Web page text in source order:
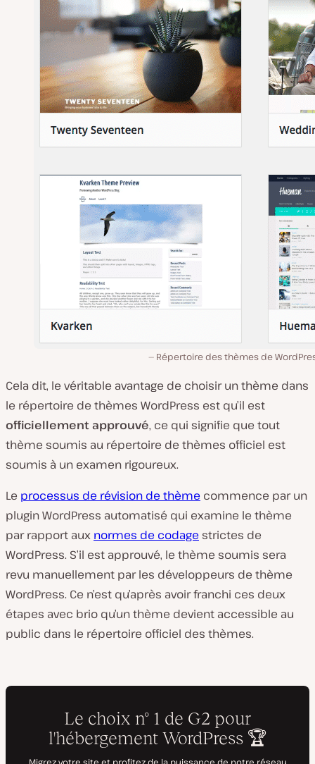
Répertoire des thèmes de
Cela dit, le véritable avantage de choisir un thème dans
le répertoire de thèmes WordPress est qu’il est
officiellement approuvé, ce qui signifie que tout
thème soumis au répertoire de thèmes officiel est
soumis à un examen rigoureux.
Le processus de révision de thème commence par un
plugin WordPress automatisé qui examine le thème
par rapport aux normes de codage strictes de
WordPress. S’il est approuvé, le thème soumis sera
revu manuellement par les développeurs de thème
WordPress. Ce n’est qu’après avoir franchi ces deux
étapes avec brio qu’un thème devient accessible au
public dans le répertoire officiel des thèmes.